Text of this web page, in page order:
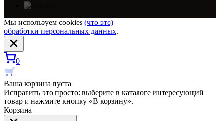
Мы используем cookies (что это)
обработки персональных данных.
0
Ваша корзина пуста
Исправить это просто: выберите в каталоге интересующий
товар и нажмите кнопку «В корзину».
Корзина